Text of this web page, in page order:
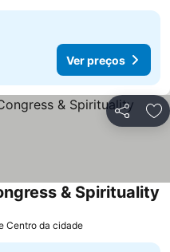
Ver preços
Partilhar
& Spirituality
Centro da cidade